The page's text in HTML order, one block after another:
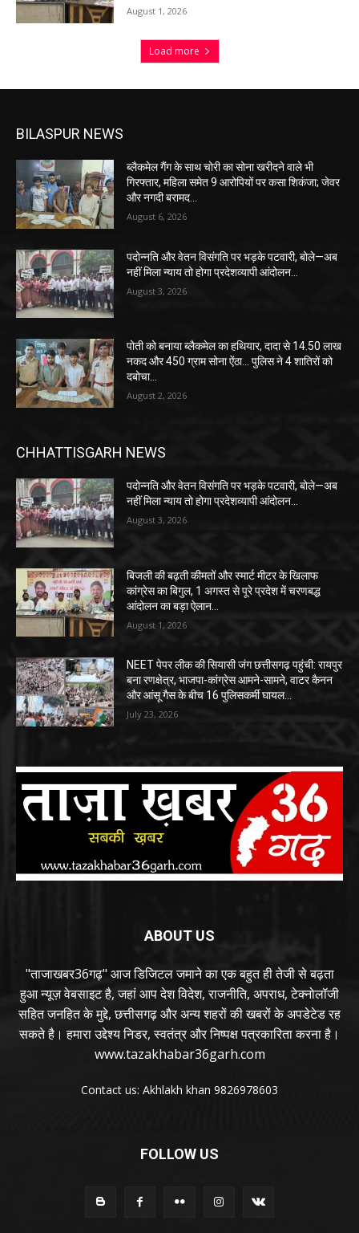
August 1, 2026
Load more
BILASPUR NEWS
ब्लैकमेल गैंग के साथ चोरी का सोना खरीदने वाले भी
गिरफ्तार, महिला समेत 9 आरोपियों पर कसा शिकंजा; जेवर
और नगदी बरामद…
August 6, 2026
पदोन्नति और वेतन विसंगति पर भड़के पटवारी, बोले—अब
नहीं मिला न्याय तो होगा प्रदेशव्यापी आंदोलन…
August 3, 2026
पोती को बनाया ब्लैकमेल का हथियार, दादा से 14.50 लाख
नकद और 450 ग्राम सोना ऐंठा… पुलिस ने 4 शातिरों को
दबोचा…
August 2, 2026
CHHATTISGARH NEWS
पदोन्नति और वेतन विसंगति पर भड़के पटवारी, बोले—अब
नहीं मिला न्याय तो होगा प्रदेशव्यापी आंदोलन…
August 3, 2026
बिजली की बढ़ती कीमतों और स्मार्ट मीटर के खिलाफ
कांग्रेस का बिगुल, 1 अगस्त से पूरे प्रदेश में चरणबद्ध
आंदोलन का बड़ा ऐलान…
August 1, 2026
NEET पेपर लीक की सियासी जंग छत्तीसगढ़ पहुंची: रायपुर
बना रणक्षेत्र, भाजपा-कांग्रेस आमने-सामने, वाटर कैनन
और आंसू गैस के बीच 16 पुलिसकर्मी घायल…
July 23, 2026
ABOUT US
"ताजाखबर36गढ़" आज डिजिटल जमाने का एक बहुत ही तेजी से बढ़ता
हुआ न्यूज़ वेबसाइट है, जहां आप देश विदेश, राजनीति, अपराध, टेक्नोलॉजी
सहित जनहित के मुद्दे, छत्तीसगढ़ और अन्य शहरों की खबरों के अपडेटेड रह
सकते है। हमारा उद्देश्य निडर, स्वतंत्र और निष्पक्ष पत्रकारिता करना है।
www.tazakhabar36garh.com
Contact us: Akhlakh khan 9826978603
FOLLOW US